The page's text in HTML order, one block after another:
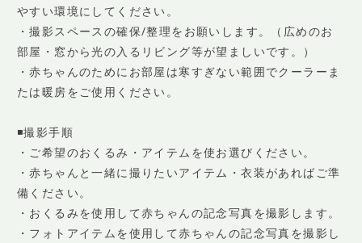
やすい環境にしてください。
・撮影スペースの確保/整理をお願いします。（広めのお
部屋・窓から光の入るリビング等が望ましいです。）
・赤ちゃんのためにお部屋は寒すぎない範囲でクーラーま
たは暖房をご使用ください。
◾️撮影手順
・ご希望のおくるみ・アイテムを使お選びください。
・赤ちゃんと一緒に撮りたいアイテム・衣装があればご準
備ください。
・おくるみを使用して赤ちゃんの記念写真を撮影します。
・フォトアイテムを使用して赤ちゃんの記念写真を撮影し